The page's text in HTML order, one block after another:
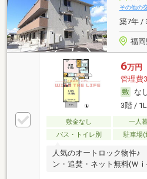
その他の
築7年 /
福
6万円
管理費
な
3階 /
敷金なし 一人
バス・トイレ別
駐車場(
人気のオートロック物件♪
ン・追焚・ネット無料(Ｗ